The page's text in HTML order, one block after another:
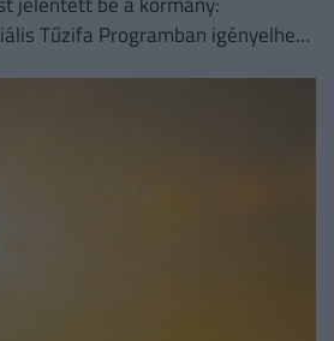
Tűzifa Programban igényelhető